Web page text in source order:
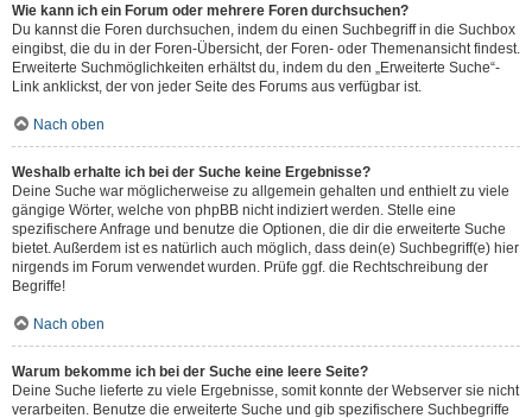
Wie kann ich ein Forum oder mehrere Foren durchsuchen?
Du kannst die Foren durchsuchen, indem du einen Suchbegriff in die Suchbox
eingibst, die du in der Foren-Übersicht, der Foren- oder Themenansicht findest.
Erweiterte Suchmöglichkeiten erhältst du, indem du den „Erweiterte Suche“-
Link anklickst, der von jeder Seite des Forums aus verfügbar ist.
Nach oben
Weshalb erhalte ich bei der Suche keine Ergebnisse?
Deine Suche war möglicherweise zu allgemein gehalten und enthielt zu viele
gängige Wörter, welche von phpBB nicht indiziert werden. Stelle eine
spezifischere Anfrage und benutze die Optionen, die dir die erweiterte Suche
bietet. Außerdem ist es natürlich auch möglich, dass dein(e) Suchbegriff(e) hier
nirgends im Forum verwendet wurden. Prüfe ggf. die Rechtschreibung der
Begriffe!
Nach oben
Warum bekomme ich bei der Suche eine leere Seite?
Deine Suche lieferte zu viele Ergebnisse, somit konnte der Webserver sie nicht
verarbeiten. Benutze die erweiterte Suche und gib spezifischere Suchbegriffe